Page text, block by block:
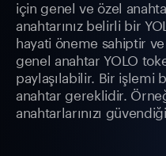
için genel ve özel
anahtarınız belirli bir
hayati öneme sahiptir
genel anahtar YOLO
paylaşılabilir. Bir işlemi
anahtar gereklidir.
anahtarlarınızı